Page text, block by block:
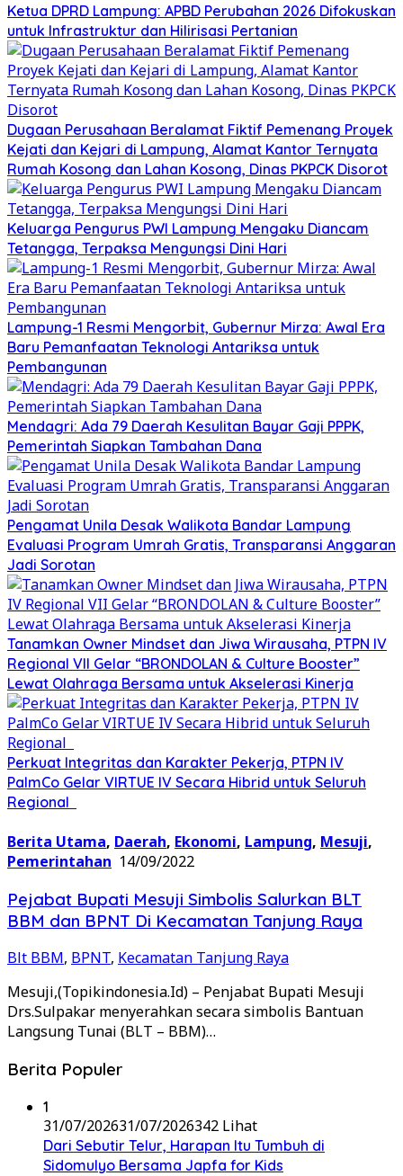
Ketua DPRD Lampung: APBD Perubahan 2026 Difokuskan
untuk Infrastruktur dan Hilirisasi Pertanian
Dugaan Perusahaan Beralamat Fiktif Pemenang Proyek
Kejati dan Kejari di Lampung, Alamat Kantor Ternyata
Rumah Kosong dan Lahan Kosong, Dinas PKPCK Disorot
Keluarga Pengurus PWI Lampung Mengaku Diancam
Tetangga, Terpaksa Mengungsi Dini Hari
Lampung-1 Resmi Mengorbit, Gubernur Mirza: Awal Era
Baru Pemanfaatan Teknologi Antariksa untuk
Pembangunan
Mendagri: Ada 79 Daerah Kesulitan Bayar Gaji PPPK,
Pemerintah Siapkan Tambahan Dana
Pengamat Unila Desak Walikota Bandar Lampung
Evaluasi Program Umrah Gratis, Transparansi Anggaran
Jadi Sorotan
Tanamkan Owner Mindset dan Jiwa Wirausaha, PTPN IV
Regional VII Gelar “BRONDOLAN & Culture Booster”
Lewat Olahraga Bersama untuk Akselerasi Kinerja
Perkuat Integritas dan Karakter Pekerja, PTPN IV
PalmCo Gelar VIRTUE IV Secara Hibrid untuk Seluruh
Regional
Berita Utama, Daerah, Ekonomi, Lampung, Mesuji,
Pemerintahan 14/09/2022
Pejabat Bupati Mesuji Simbolis Salurkan BLT
BBM dan BPNT Di Kecamatan Tanjung Raya
Blt BBM, BPNT, Kecamatan Tanjung Raya
Mesuji,(Topikindonesia.Id) – Penjabat Bupati Mesuji
Drs.Sulpakar menyerahkan secara simbolis Bantuan
Langsung Tunai (BLT – BBM)…
Berita Populer
1
31/07/202631/07/2026342 Lihat
Dari Sebutir Telur, Harapan Itu Tumbuh di
Sidomulyo Bersama Japfa for Kids